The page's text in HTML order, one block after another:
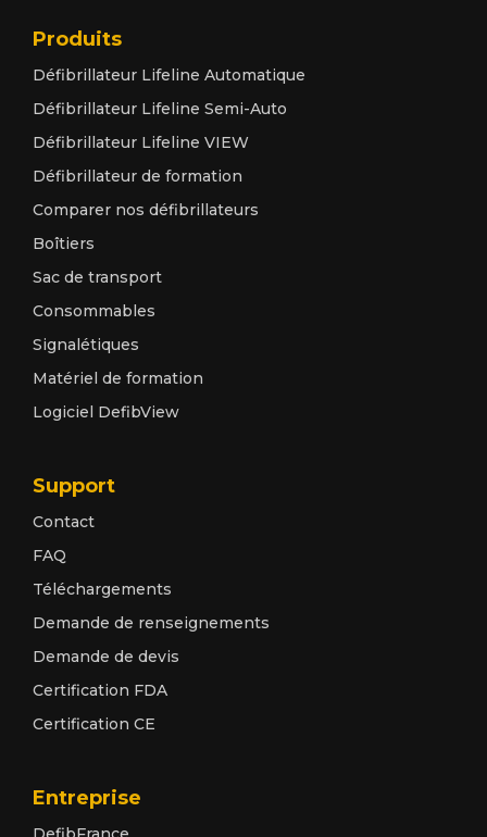
Produits
Défibrillateur Lifeline Automatique
Défibrillateur Lifeline Semi-Auto
Défibrillateur Lifeline VIEW
Défibrillateur de formation
Comparer nos défibrillateurs
Boîtiers
Sac de transport
Consommables
Signalétiques
Matériel de formation
Logiciel DefibView
Support
Contact
FAQ
Téléchargements
Demande de renseignements
Demande de devis
Certification FDA
Certification CE
Entreprise